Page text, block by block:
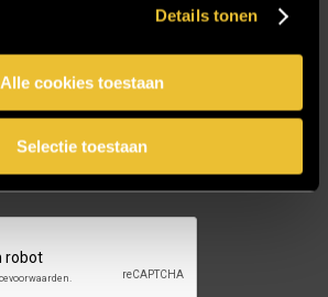
Details tonen
Alle cookies toestaan
Selectie toestaan